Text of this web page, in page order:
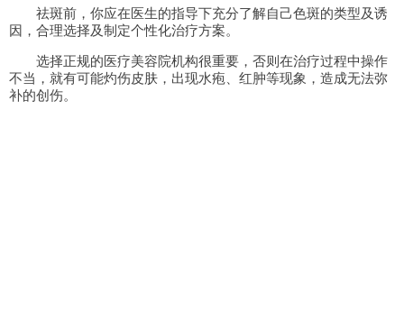
祛斑前，你应在医生的指导下充分了解自己色斑的类型及诱
因，合理选择及制定个性化治疗方案。
选择正规的医疗美容院机构很重要，否则在治疗过程中操作
不当，就有可能灼伤皮肤，出现水疱、红肿等现象，造成无法弥
补的创伤。